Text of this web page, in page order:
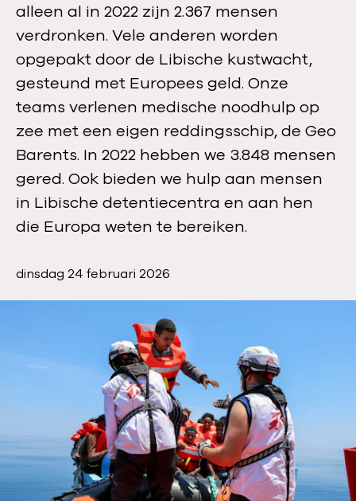
e
alleen al in 2022 zijn 2.367 mensen
verdronken. Vele anderen worden
opgepakt door de Libische kustwacht,
gesteund met Europees geld. Onze
teams verlenen medische noodhulp op
zee met een eigen reddingsschip, de Geo
Barents. In 2022 hebben we 3.848 mensen
gered. Ook bieden we hulp aan mensen
in Libische detentiecentra en aan hen
die Europa weten te bereiken.
P
e
dinsdag 24 februari 2026